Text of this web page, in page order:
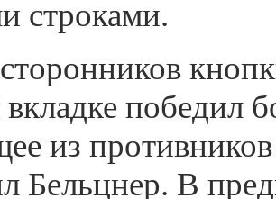
строками.
победил
из
Бельцнер. В